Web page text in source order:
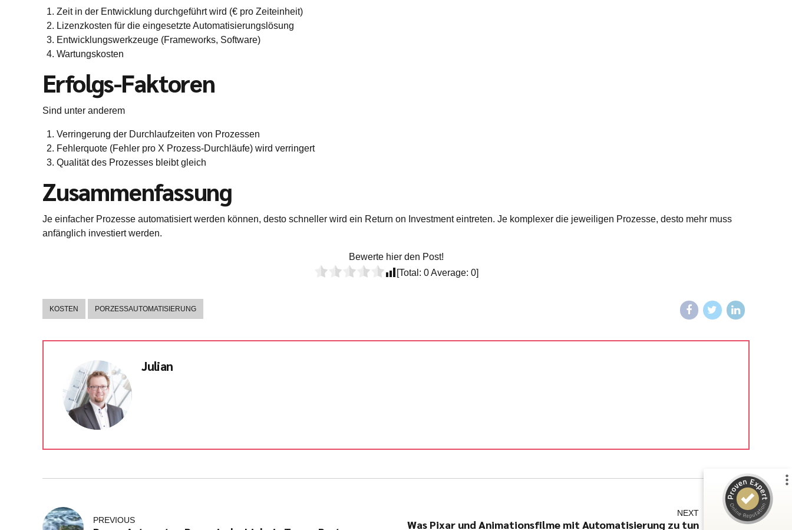
Zeit in der Entwicklung durchgeführt wird (€ pro Zeiteinheit)
Lizenzkosten für die eingesetzte Automatisierungslösung
Entwicklungswerkzeuge (Frameworks, Software)
Wartungskosten
Erfolgs-Faktoren
Sind unter anderem
Verringerung der Durchlaufzeiten von Prozessen
Fehlerquote (Fehler pro X Prozess-Durchläufe) wird verringert
Qualität des Prozesses bleibt gleich
Zusammenfassung
Je einfacher Prozesse automatisiert werden können, desto schneller wird ein Return on Investment eintreten. Je komplexer die jeweiligen Prozesse, desto mehr muss
anfänglich investiert werden.
Bewerte hier den Post!
[Total: 0Average: 0]
KOSTEN PORZESSAUTOMATISIERUNG
Julian
PREVIOUS
NEXT
Was Pixar und Animationsfilme mit Automatisierung zu tunErfahren Sie mehr über dieses Bewertungssiegel